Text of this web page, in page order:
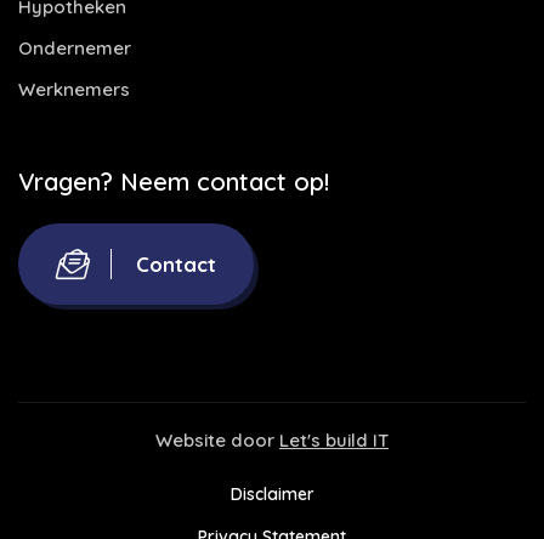
Hypotheken
Ondernemer
Werknemers
Vragen? Neem contact op!
Contact
Website door Let's build IT
Disclaimer